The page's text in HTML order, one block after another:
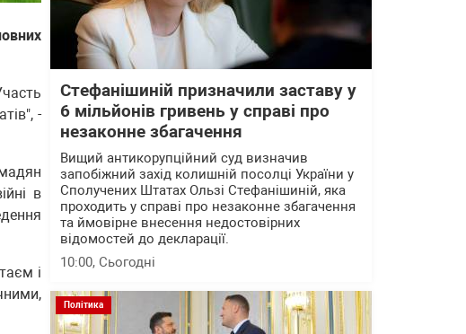
-
в
і
Стефанішиній призначили заставу у
6 мільйонів гривень у справі про
незаконне збагачення
Вищий антикорупційний суд визначив
запобіжний захід колишній посолці України у
Сполучених Штатах Ользі Стефанішиній, яка
проходить у справі про незаконне збагачення
та ймовірне внесення недостовірних
відомостей до декларації.
10:00, Сьогодні
Політика